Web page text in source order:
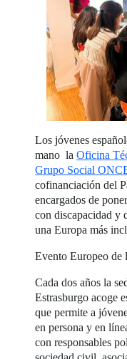
Los jóvenes
mano laOficina
Grupo Social
cofinanciación del
encargados de
con discapacidad y
una Europa más
Evento Europeo de
Cada dos años la
Estrasburgo acoge
que permite a
en persona y en
con responsables